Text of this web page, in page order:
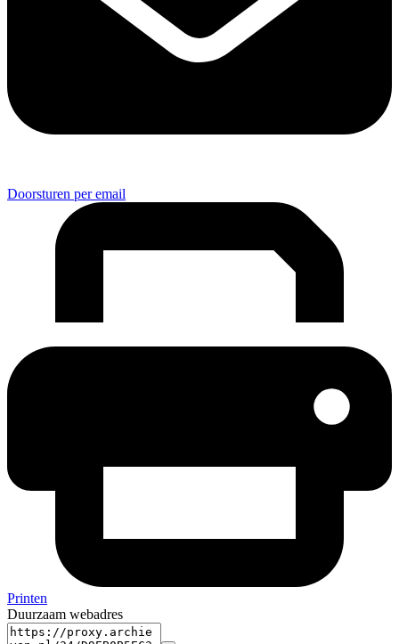
Doorsturen per email
Printen
Duurzaam webadres